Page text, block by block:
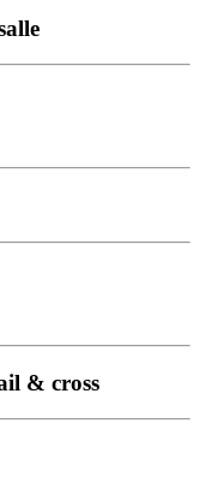
& cross